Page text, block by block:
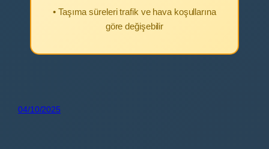
• Taşıma süreleri trafik ve hava koşullarına
göre değişebilir
04/10/2025